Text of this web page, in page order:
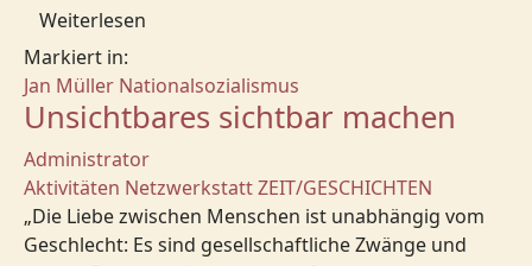
Weiterlesen
Markiert in:
Jan Müller Nationalsozialismus
Unsichtbares sichtbar machen
Administrator
Aktivitäten NetzwerkstattZEIT/GESCHICHTEN
„Die Liebe zwischen Menschen ist unabhängig vom
Geschlecht: Es sind gesellschaftliche Zwänge und